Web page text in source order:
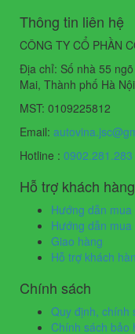
Thông tin liên hệ
CÔNG TY CỔ PHẦN
Địa chỉ: Số nhà 55
Mai, Thành phố Hà
MST: 0109225812
Email:
Hotline : 0902.281.283
Hỗ trợ khách hàng
Hướng dẫn mua
Hướng dẫn
Giao hàng
Hỗ trợ khách
Chính sách
Quy định, chính
Chính sách bảo